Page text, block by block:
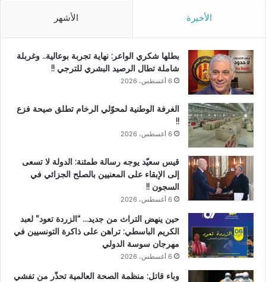
الأخيرة الأشهر
بطلها شكري الواعر: نهاية تجربة بوعالية.. وغربلة
شاملة تطال الرصيد البشري للترجي !!
6 أغسطس، 2026
الغرفة الوطنية لمحوّلي الرخام تطلق صيحة فزع
!!
6 أغسطس، 2026
قيس سعيّد يوجه رسالة طمئنة: الدولة لا تسعى
إلى الإبقاء على المعنيين بالصلح الجزائي في
السجون !!
6 أغسطس، 2026
حين ينهض التراث من جديد… “الزردة تعود” لعبد
الكريم الباسطي: تراهن على ذاكرة التونسيين في
مهرجان سوسة الدولي
6 أغسطس، 2026
وباء قاتل: منظمة الصحة العالمية تحذّر من تفشي